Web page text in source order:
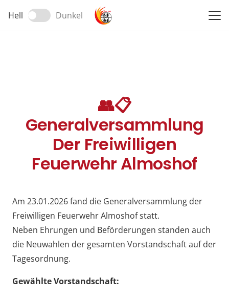
Hell Dunkel
👥📋
Generalversammlung
Der Freiwilligen
Feuerwehr Almoshof
Am 23.01.2026 fand die Generalversammlung der
Freiwilligen Feuerwehr Almoshof statt.
Neben Ehrungen und Beförderungen standen auch
die Neuwahlen der gesamten Vorstandschaft auf der
Tagesordnung.
Gewählte Vorstandschaft: